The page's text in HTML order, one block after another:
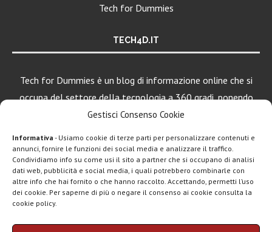
Gestisci Consenso Cookie
Informativa - Usiamo cookie di terze parti per personalizzare contenuti e
annunci, fornire le funzioni dei social media e analizzare il traffico.
Condividiamo info su come usi il sito a partner che si occupano di analisi
dati web, pubblicità e social media, i quali potrebbero combinarle con
altre info che hai fornito o che hanno raccolto. Accettando, permetti l’uso
dei cookie. Per saperne di più o negare il consenso ai cookie consulta la
cookie policy.
Tech for Dummies
TECH4D.IT
Tech for Dummies è un blog di informazione online che si
occupa del settore della tecnologia a 360 gradi, ponendo
una particolare attenzione al mondo Android, Apple e
Chi siamo Contatti Disclaimer Privacy policy
LEGGI ANCHE
Motorola rinnova